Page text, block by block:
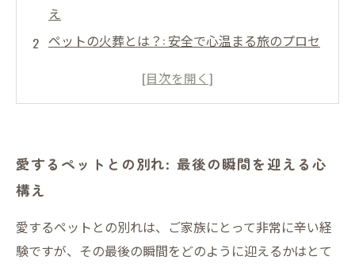
え
ペットの火葬とは？: 安全で心温まる旅のプロセ
心を込めたお別れ: 知っておくべき火葬のポイン
の安らぎ
愛が永遠に続く: ペット火葬の重要性を再確認す
る
愛するペットとの別れ: 最後の瞬間を迎える心
構え
愛するペットとの別れは、ご家族にとって非常に辛い経
験ですが、その最後の瞬間をどのように迎えるかはとて